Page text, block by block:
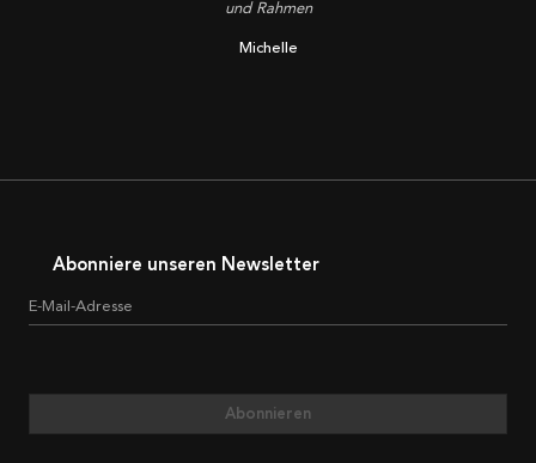
und Rahmen
Michelle
Abonniere unseren Newsletter
E-Mail-Adresse
Abonnieren